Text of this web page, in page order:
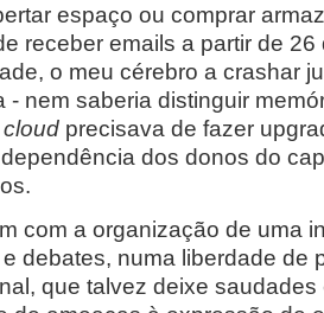
espaço ou comprar
receber emails a partir de 26
o meu cérebro a crashar
- nem saberia distinguir
cloud precisava de fazer
dos donos do
com a organização de uma
debates, numa liberdade de
que talvez deixe saudades